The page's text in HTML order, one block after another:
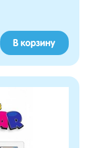
В корзину